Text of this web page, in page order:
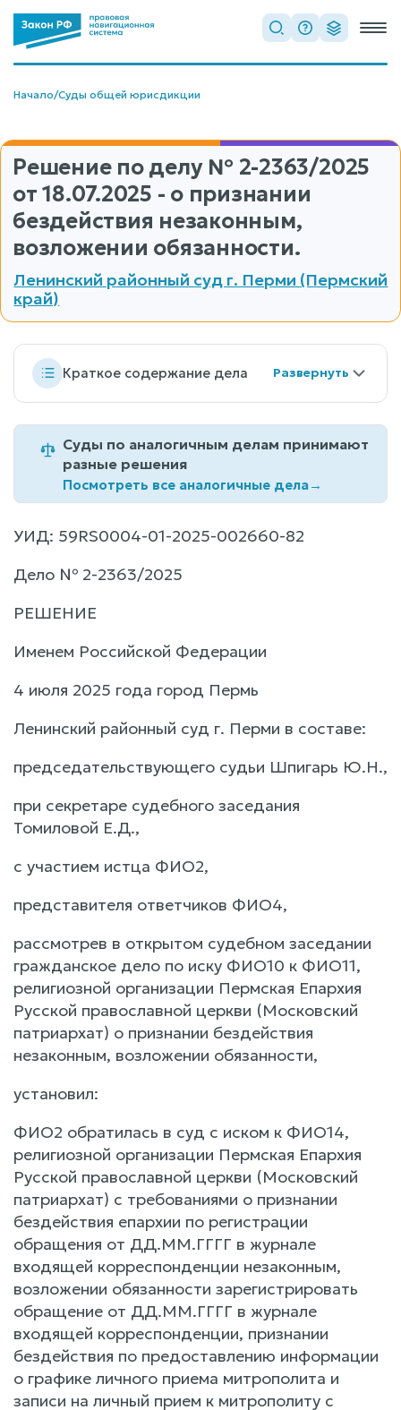
Начало/Суды общей юрисдикции
Решение по делу № 2-2363/2025
от 18.07.2025 - о признании
бездействия незаконным,
возложении обязанности.
Ленинский районный суд г. Перми (Пермский
край)
Краткое содержание дела
Суды по аналогичным делам принимают
разные решения
Посмотреть все аналогичные дела→
УИД: 59RS0004-01-2025-002660-82
Дело № 2-2363/2025
РЕШЕНИЕ
Именем Российской Федерации
4 июля 2025 года город Пермь
Ленинский районный суд г. Перми в составе:
председательствующего судьи Шпигарь Ю.Н.,
при секретаре судебного заседания
Томиловой Е.Д.,
с участием истца ФИО2,
представителя ответчиков ФИО4,
рассмотрев в открытом судебном заседании
гражданское дело по иску ФИО10 к ФИО11,
религиозной организации Пермская Епархия
Русской православной церкви (Московский
патриархат) о признании бездействия
незаконным, возложении обязанности,
установил:
ФИО2 обратилась в суд с иском к ФИО14,
религиозной организации Пермская Епархия
Русской православной церкви (Московский
патриархат) с требованиями о признании
бездействия епархии по регистрации
обращения от ДД.ММ.ГГГГ в журнале
входящей корреспонденции незаконным,
возложении обязанности зарегистрировать
обращение от ДД.ММ.ГГГГ в журнале
входящей корреспонденции, признании
бездействия по предоставлению информации
о графике личного приема митрополита и
записи на личный прием к митрополиту с